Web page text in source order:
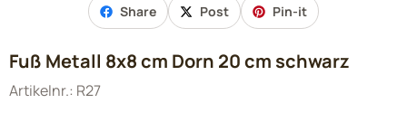
Share Post Pin-it
Fuß Metall 8x8 cm Dorn 20 cm schwarz
Artikelnr.: R27